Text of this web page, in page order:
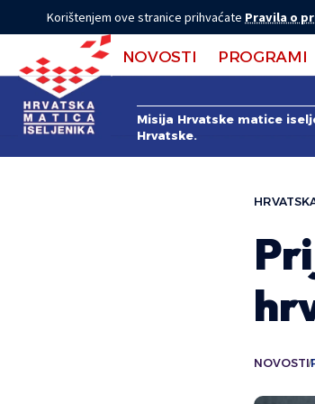
Korištenjem ove stranice prihvaćate Pravila o
NOVOSTI PROGRAMI
Misija Hrvatske matice
Hrvatske.
NOVOSTI